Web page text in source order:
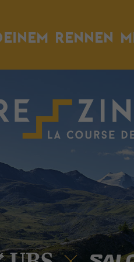
RENNEN